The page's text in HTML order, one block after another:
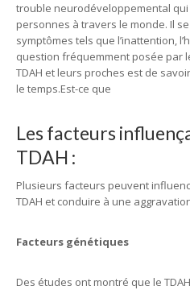
trouble neurodéveloppemental
personnes à travers le monde. Il
symptômes tels que l’inattention,
question fréquemment posée par
TDAH et leurs proches est de
le temps.Est-ce que
Les facteurs
TDAH :
Plusieurs facteurs peuvent
TDAH et conduire à une
Facteurs génétiques
Des études ont montré que le